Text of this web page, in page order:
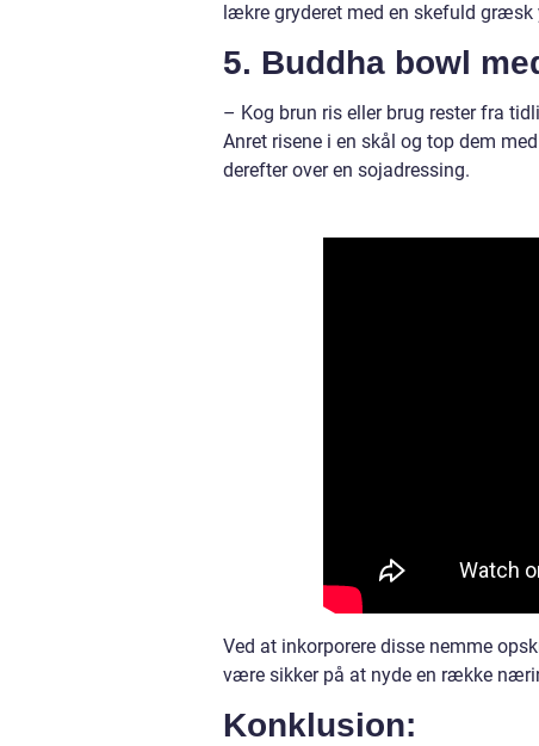
lækre gryderet med en skefuld græsk
5. Buddha bowl
– Kog brun ris eller brug rester fra
Anret risene i en skål og top dem
derefter over en sojadressing.
Ved at inkorporere disse nemme
være sikker på at nyde en række
Konklusion: